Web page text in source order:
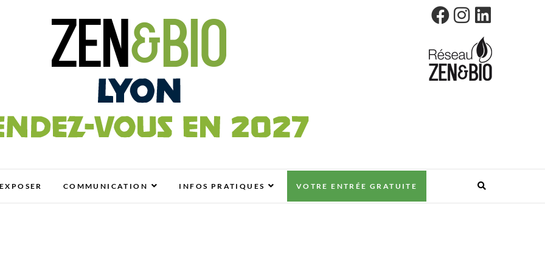
BIO, BIEN-ÊTRE ET HABITAT SAIN
EXPOSER COMMUNICATION INFOS PRATIQUES VOTRE ENTRÉE GRATUITE